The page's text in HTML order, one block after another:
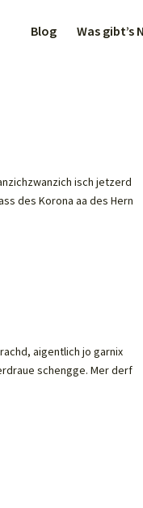
Blog Was gibt’s
isch jetzerd
des Korona aa des Hern
aigentlich jo garnix
schengge. Mer derf